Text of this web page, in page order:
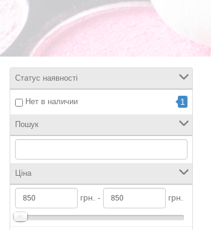
Статус наявності
Нет в наличии 1
Пошук
Ціна
грн. - грн.